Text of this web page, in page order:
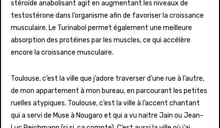
stéroïde anabolisant agit en augmentant les niveaux de
testostérone dans l’organisme afin de favoriser la croissance
musculaire. Le Turinabol permet également une meilleure
absorption des protéines par les muscles, ce qui accélère
encore la croissance musculaire.
Toulouse, c’est la ville que j’adore traverser d’une rue à l’autre,
de mon appartement à mon bureau, en parcourant les petites
ruelles atypiques. Toulouse, c’est la ville à l’accent chantant
qui a servi de Muse à Nougaro et qui a vu naitre Jain ou Jean-